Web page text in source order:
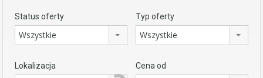
Status oferty
Wszystkie
Typ oferty
Wszystkie
Lokalizacja Cena od